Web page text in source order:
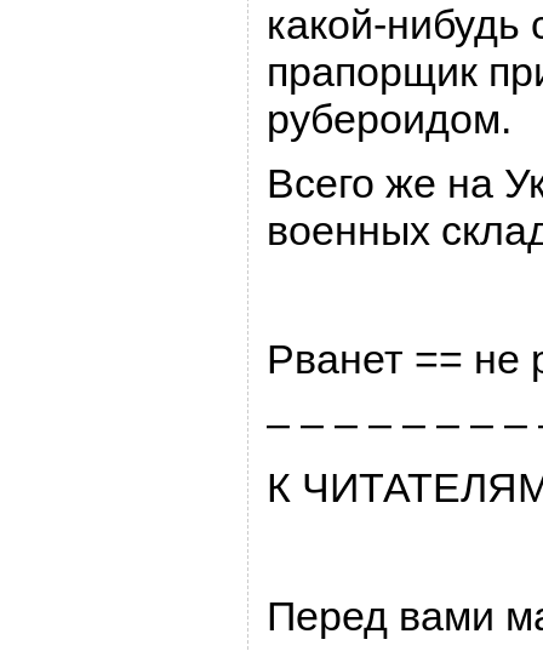
какой-
пpапоpщик
pубеpоидом.
Всего же на
военных
Рванет == не
– – – – – – –
К
Пеpед вами